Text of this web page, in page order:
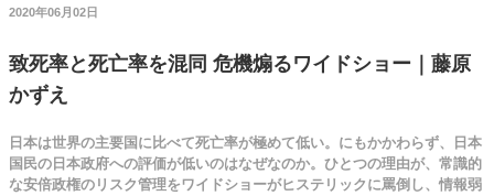
2020年06月02日
致死率と死亡率を混同 危機煽るワイドショー｜藤原
かずえ
日本は世界の主要国に比べて死亡率が極めて低い。にもかかわらず、日本
国民の日本政府への評価が低いのはなぜなのか。ひとつの理由が、常識的
な安倍政権のリスク管理をワイドショーがヒステリックに罵倒し、情報弱